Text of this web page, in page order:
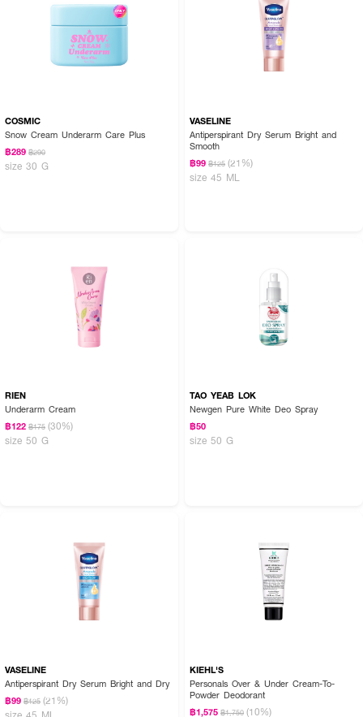
COSMIC
Snow Cream Underarm Care Plus
฿289 ฿290
size 30 G
VASELINE
Antiperspirant Dry Serum Bright and
Smooth
฿99 ฿125 (21%)
size 45 ML
RIEN
Underarm Cream
฿122 ฿175 (30%)
size 50 G
TAO YEAB LOK
Newgen Pure White Deo Spray
฿50
size 50 G
VASELINE
Antiperspirant Dry Serum Bright and Dry
฿99 ฿125 (21%)
size 45 ML
KIEHL'S
Personals Over & Under Cream-To-
Powder Deodorant
฿1,575 ฿1,750 (10%)